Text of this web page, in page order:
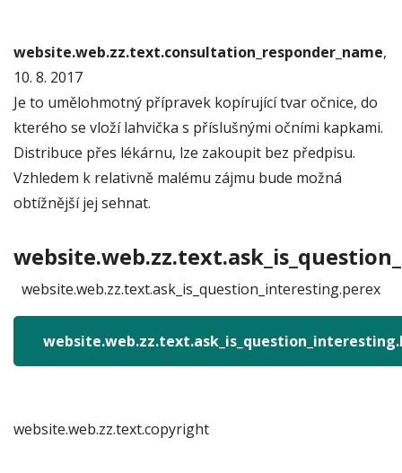
website.web.zz.text.consultation_responder_name,
10. 8. 2017
Je to umělohmotný přípravek kopírující tvar očnice, do
kterého se vloží lahvička s příslušnými očními kapkami.
Distribuce přes lékárnu, lze zakoupit bez předpisu.
Vzhledem k relativně malému zájmu bude možná
obtížnější jej sehnat.
website.web.zz.text.ask_is_question_interesting.perex
website.web.zz.text.copyright